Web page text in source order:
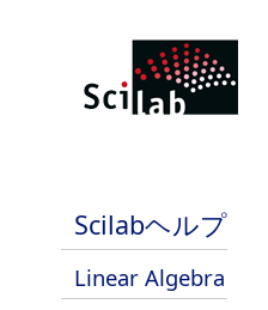
Scilabヘルプ
Linear Algebra